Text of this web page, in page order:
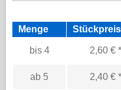
Menge Stückpreis
bis 4 2,60 € *
ab 5 2,40 € *